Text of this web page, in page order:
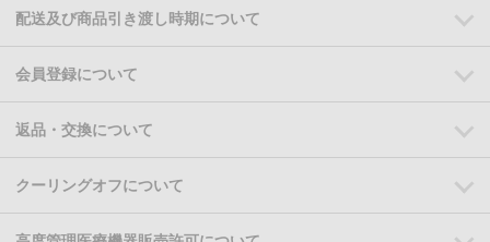
配送及び商品引き渡し時期について
会員登録について
返品・交換について
クーリングオフについて